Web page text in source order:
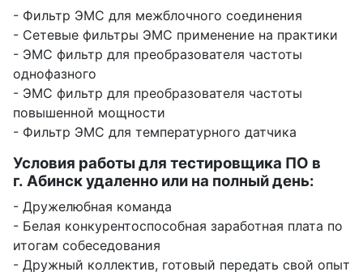
- Фильтр ЭМС для межблочного соединения
- Сетевые фильтры ЭМС применение на практики
- ЭМС фильтр для преобразователя частоты
однофазного
- ЭМС фильтр для преобразователя частоты
повышенной мощности
- Фильтр ЭМС для температурного датчика
Условия работы для тестировщика ПО в
г. Абинск удаленно или на полный день:
- Дружелюбная команда
- Белая конкурентоспособная заработная плата по
итогам собеседования
- Дружный коллектив, готовый передать свой опыт